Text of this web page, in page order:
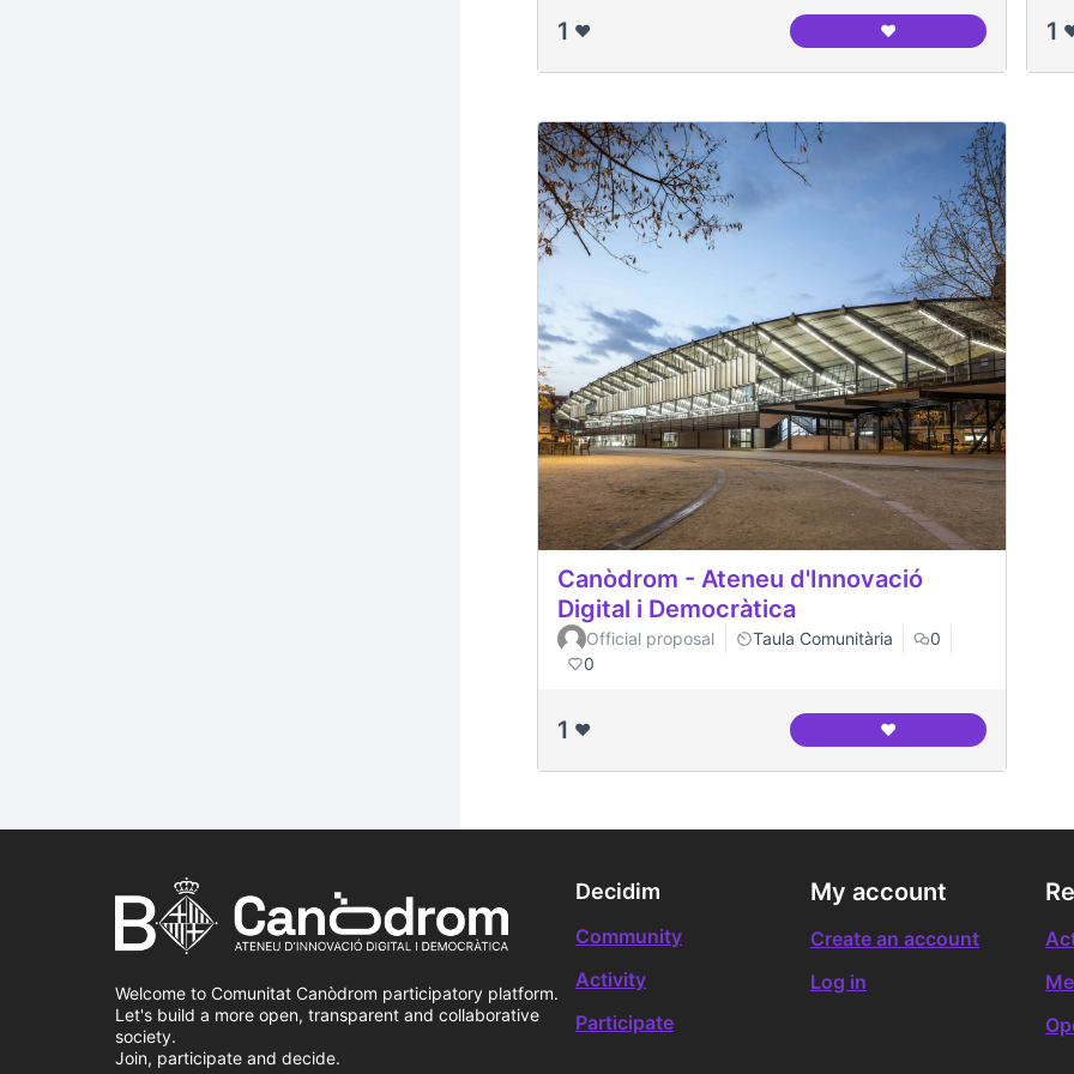
1 ❤️ ❤️Casal de Barri Congrés
1
Canòdrom - Ateneu d'Innovació
Digital i Democràtica
Official proposal Taula Comunitària
0
0
1 ❤️ ❤️Canòdrom - Ateneu
Welcome to Comunitat Canòdrom participatory platform.
Let's build a more open, transparent and collaborative
society.
Join, participate and decide.
Decidim
Community
Activity
Participate
My account
Create an account
Log in